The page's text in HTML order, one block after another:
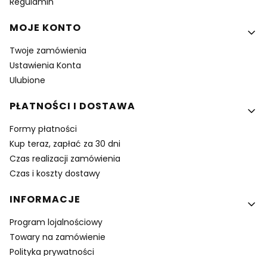
MOJE KONTO
Twoje zamówienia
Ustawienia Konta
Ulubione
PŁATNOŚCI I DOSTAWA
Formy płatności
Kup teraz, zapłać za 30 dni
Czas realizacji zamówienia
Czas i koszty dostawy
INFORMACJE
Program lojalnościowy
Towary na zamówienie
Polityka prywatności